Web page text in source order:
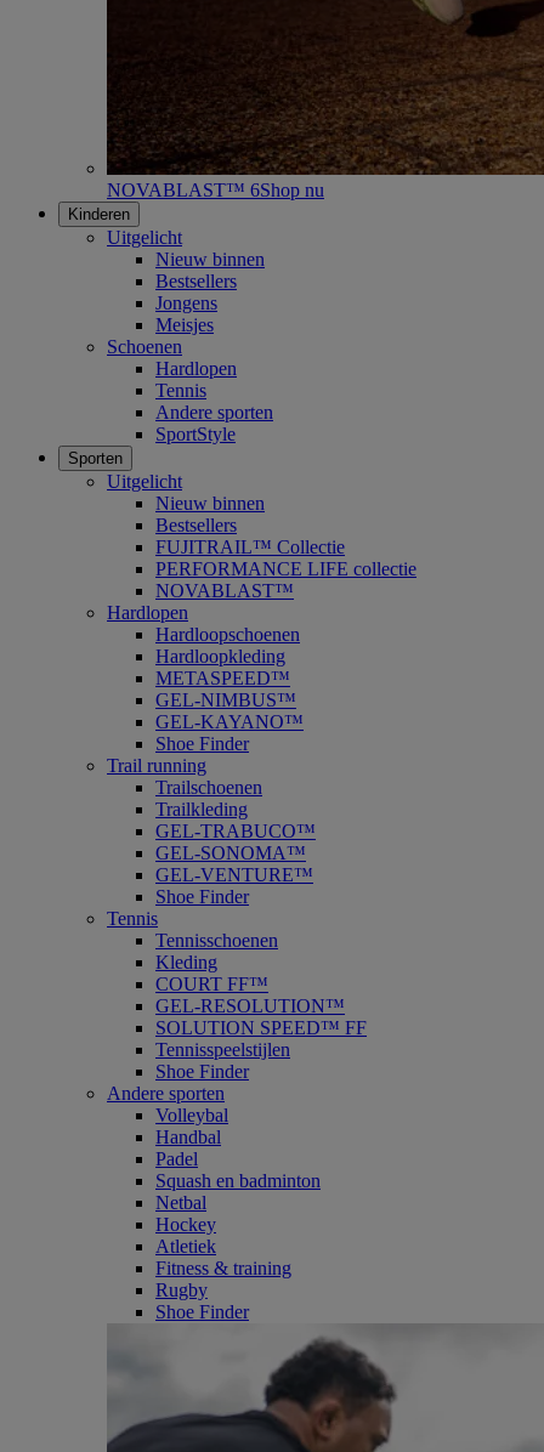
NOVABLAST™ 6Shop nu
Kinderen
Uitgelicht
Nieuw binnen
Bestsellers
Jongens
Meisjes
Schoenen
Hardlopen
Tennis
Andere sporten
SportStyle
Sporten
Uitgelicht
Nieuw binnen
Bestsellers
FUJITRAIL™ Collectie
PERFORMANCE LIFE collectie
NOVABLAST™
Hardlopen
Hardloopschoenen
Hardloopkleding
METASPEED™
GEL-NIMBUS™
GEL-KAYANO™
Shoe Finder
Trail running
Trailschoenen
Trailkleding
GEL-TRABUCO™
GEL-SONOMA™
GEL-VENTURE™
Shoe Finder
Tennis
Tennisschoenen
Kleding
COURT FF™
GEL-RESOLUTION™
SOLUTION SPEED™ FF
Tennisspeelstijlen
Shoe Finder
Andere sporten
Volleybal
Handbal
Padel
Squash en badminton
Netbal
Hockey
Atletiek
Fitness & training
Rugby
Shoe Finder